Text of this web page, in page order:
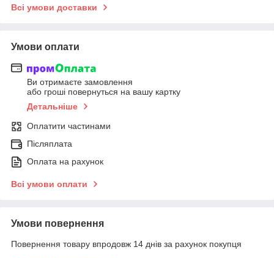
Всі умови доставки
Умови оплати
Ви отримаєте замовлення
або гроші повернуться на вашу картку
Детальніше
Оплатити частинами
Післяплата
Оплата на рахунок
Всі умови оплати
Умови повернення
Повернення товару впродовж 14 днів за рахунок покупця